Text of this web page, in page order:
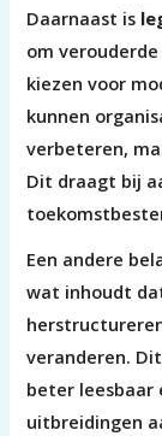
Daarnaast is
om
kiezen voor
kunnen
verbeteren,
Dit draagt bij
Een andere
wat inhoudt
veranderen.
beter leesbaar
uitbreidingen